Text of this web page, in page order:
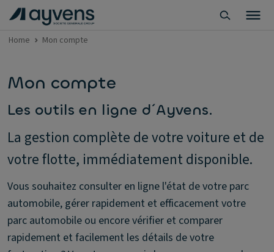
Home Mon compte
Mon compte
Les outils en ligne d´Ayvens.
La gestion complète de votre voiture et de
votre flotte, immédiatement disponible.
Vous souhaitez consulter en ligne l'état de votre parc
automobile, gérer rapidement et efficacement votre
parc automobile ou encore vérifier et comparer
rapidement et facilement les détails de votre